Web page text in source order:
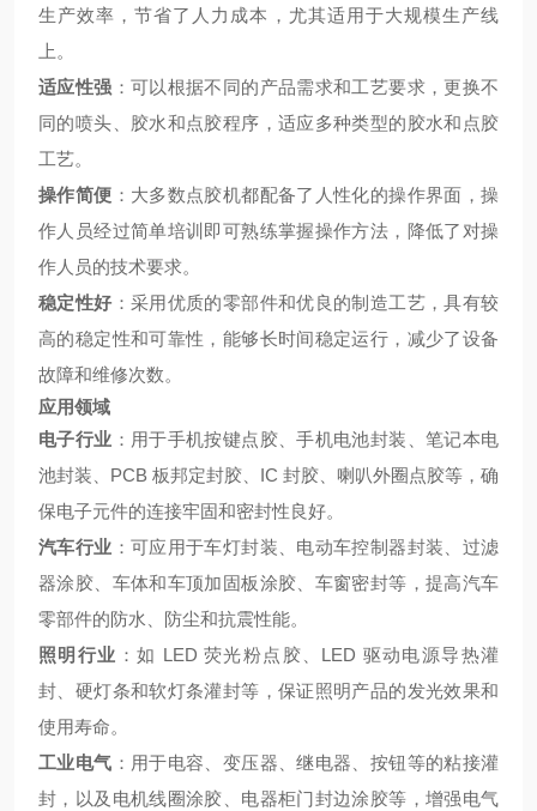
生产效率，节省了人力成本，尤其适用于大规模生产线
上。
适应性强 ：可以根据不同的产品需求和工艺要求，更换不
同的喷头、胶水和点胶程序，适应多种类型的胶水和点胶
工艺。
操作简便 ：大多数点胶机都配备了人性化的操作界面，操
作人员经过简单培训即可熟练掌握操作方法，降低了对操
作人员的技术要求。
稳定性好 ：采用优质的零部件和优良的制造工艺，具有较
高的稳定性和可靠性，能够长时间稳定运行，减少了设备
故障和维修次数。
应用领域
电子行业 ：用于手机按键点胶、手机电池封装、笔记本电
池封装、PCB 板邦定封胶、IC 封胶、喇叭外圈点胶等，确
保电子元件的连接牢固和密封性良好。
汽车行业 ：可应用于车灯封装、电动车控制器封装、过滤
器涂胶、车体和车顶加固板涂胶、车窗密封等，提高汽车
零部件的防水、防尘和抗震性能。
照明行业 ：如 LED 荧光粉点胶、LED 驱动电源导热灌
封、硬灯条和软灯条灌封等，保证照明产品的发光效果和
使用寿命。
工业电气 ：用于电容、变压器、继电器、按钮等的粘接灌
封，以及电机线圈涂胶、电器柜门封边涂胶等，增强电气